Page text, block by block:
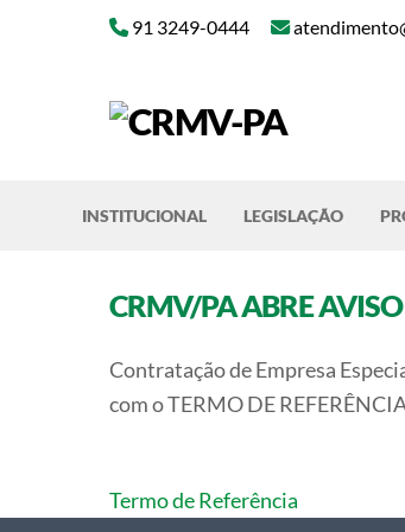
91 3249-0444
INSTITUCIONAL LEGISLAÇÃO
CRMV/PA ABRE
Contratação de Empresa
com o TERMO DE
Termo de Referência